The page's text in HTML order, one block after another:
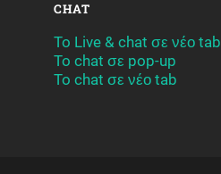
CHAT
To Live & chat σε νέο tab
To chat σε pop-up
To chat σε νέο tab